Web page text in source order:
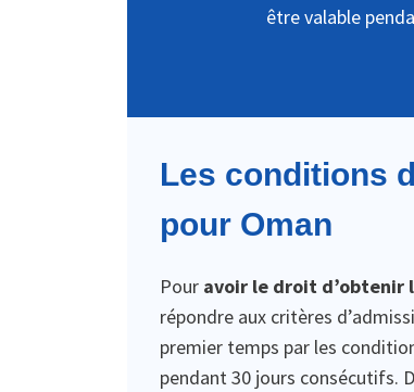
être valable
Les conditions
pour Oman
Pour avoir le droit d’obtenir
répondre aux critères
premier temps par les
pendant 30 jours consécutifs.